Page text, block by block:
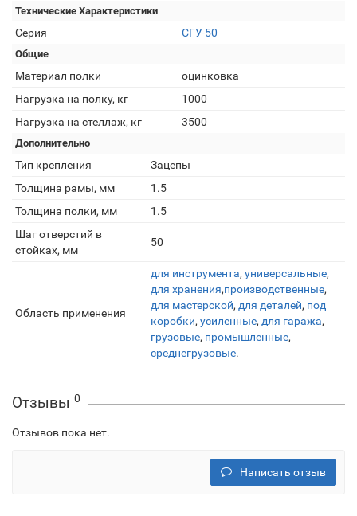
Технические Характеристики
Серия СГУ-50
Общие
Материал полки
оцинковка
Нагрузка на полку, кг
1000
Нагрузка на стеллаж, кг
3500
Дополнительно
Тип крепления
Зацепы
Толщина рамы, мм
1.5
Толщина полки, мм
1.5
Шаг отверстий в
стойках, мм
50
Область применения
для инструмента, универсальные,
для хранения,производственные,
для мастерской, для деталей, под
коробки, усиленные, для гаража,
грузовые, промышленные,
среднегрузовые.
Отзывы 0
Отзывов пока нет.
Написать отзыв